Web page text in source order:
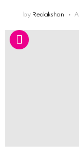
by Redakshon